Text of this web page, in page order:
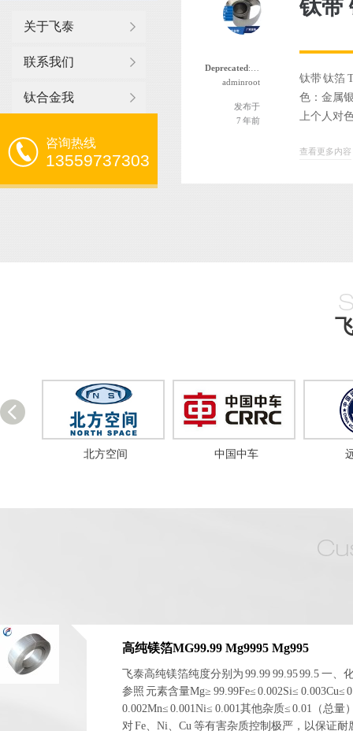
关于飞泰
联系我们
钛合金我
咨询热线
13559737303
Deprecated : 函数 the_author_nickname 自版本 2.8.0 起已
adminroot
发布于
7 年前
钛带 钛箔
色：金属
上个人对
查看更多内容
北方空间 中国中车
高纯镁箔MG99.99 Mg9995 Mg995
飞泰高纯镁箔纯度分别为 99.99 99.95 99.5 一、
参照 元素含量Mg≥ 99.99Fe≤ 0.002Si≤ 0.003Cu≤
0.002Mn≤ 0.001Ni≤ 0.001其他杂质≤ 0.01（总量
对 Fe、Ni、Cu 等有害杂质控制极严，以保证耐